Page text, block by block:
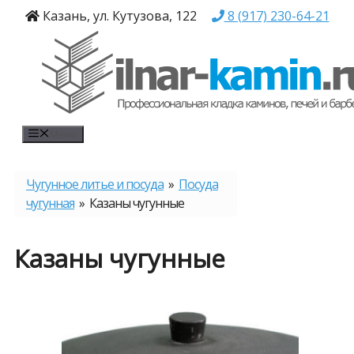
Перейти
содержимому
Казань, ул. Кутузова, 122 8 (917) 230-64-21
Чугунное литье и посуда » Посуда
чугунная » Казаны чугунные
Казаны чугунные